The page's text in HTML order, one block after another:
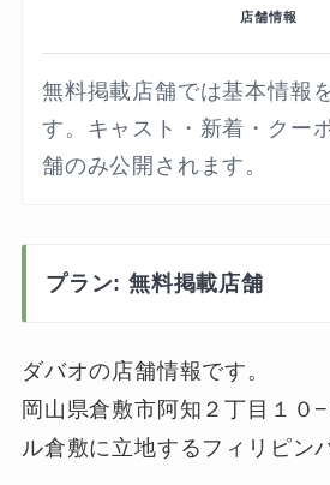
店舗情報
無料掲載店舗では基本情報
す。キャスト・新着・クー
舗のみ公開されます。
プラン: 無料掲載店舗
ダバオの店舗情報です。
岡山県倉敷市阿知２丁目１０
ル倉敷に立地するフィリピン